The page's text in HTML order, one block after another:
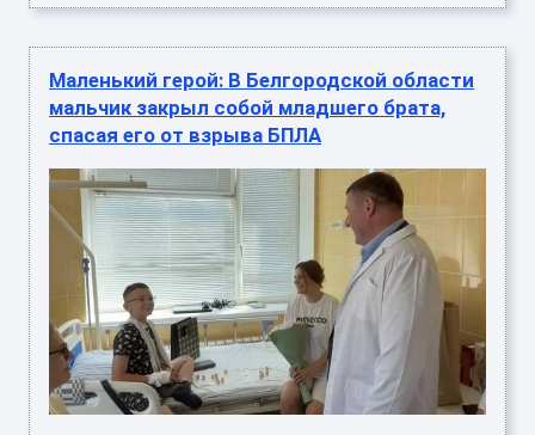
Маленький герой: В Белгородской области
мальчик закрыл собой младшего брата,
спасая его от взрыва БПЛА